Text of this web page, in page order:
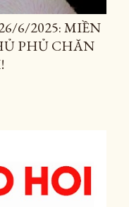
6/2025: MIỀN
PHỦ CHĂN